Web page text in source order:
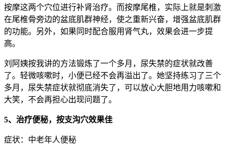
按摩这两个穴位进行补肾治疗。而按摩尾椎，实际上就是刺激
在尾椎骨旁边的盆底肌群神经，使之重新兴奋，增强盆底肌群
的功能。另外，如果同时配合服用肾气丸，效果会进一步提
高。
刘阿姨按我讲的方法锻炼了一个多月，尿失禁的症状就改善
了。轻微咳嗽时，小便已经不会再溢出了。她坚持练习了三个
多月，尿失禁症状就彻底消失了，可以放心大胆地用力咳嗽和
大笑，不会再担心出现问题了。
5、治疗便秘，按支沟穴效果佳
症状：中老年人便秘